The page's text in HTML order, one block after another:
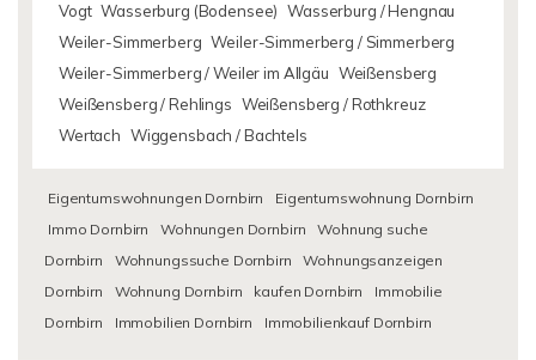
Vogt Wasserburg (Bodensee) Wasserburg / Hengnau
Weiler-Simmerberg Weiler-Simmerberg / Simmerberg
Weiler-Simmerberg / Weiler im Allgäu Weißensberg
Weißensberg / Rehlings Weißensberg / Rothkreuz
Wertach Wiggensbach / Bachtels
Eigentumswohnungen Dornbirn
Eigentumswohnung Dornbirn
Immo Dornbirn
Wohnungen Dornbirn
Wohnung suche
Dornbirn
Wohnungssuche Dornbirn
Wohnungsanzeigen
Dornbirn
Wohnung Dornbirn kaufen Dornbirn
Immobilie
Dornbirn
Immobilien Dornbirn Immobilienkauf Dornbirn